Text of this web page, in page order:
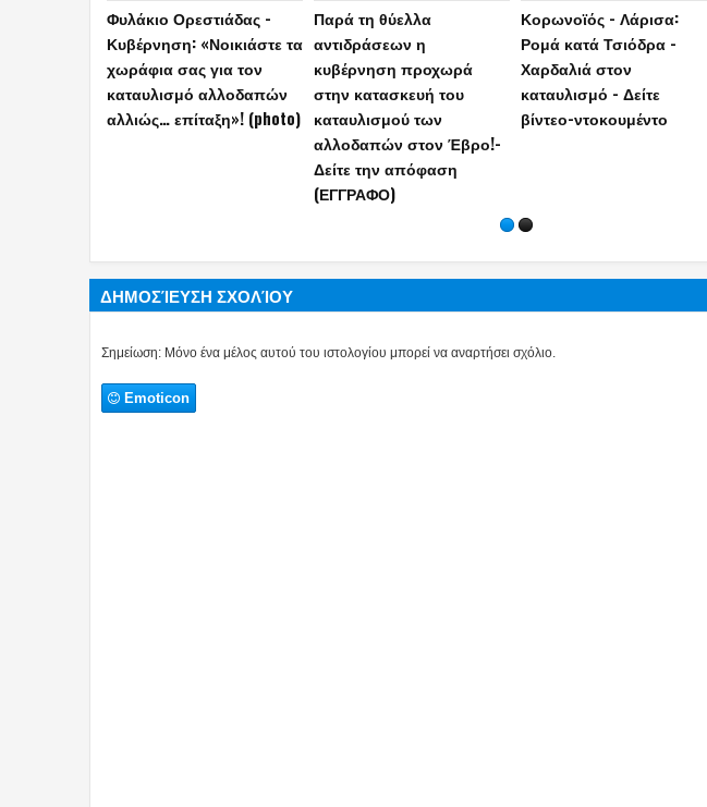
Παναγιωτόπουλος:
Διαλύεται ο καταυλισμός
μεταναστών στον Έβρο
Συνελήφθη στη Γερμανία
εκτελεστής της «Greek
Mafia» – Για την δολοφνία
Ε.Ζαμπούνη με 97
σφαίρες με Καλάσνικοφ
Ο γιος του Μ.Ιατρόπουλου
είναι ο γνωστός τράπερ
που συνελήφθη μετά από
καταδίωξη στη Νέα
Σμύρνη! (photo)
Σημείωση: Μόνο ένα μέλος αυτού του ιστολογίου μπορεί να αναρτήσει σχόλιο.